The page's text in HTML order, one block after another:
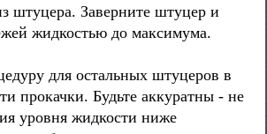
штуцера. Заверните штуцер и
жидкостью до максимума.
для остальных штуцеров в
прокачки. Будьте аккуратны - не
уровня жидкости ниже